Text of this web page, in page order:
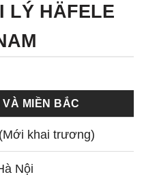
LÝ HÄFELE
MIỀN BẮC
khai trương)
Nội